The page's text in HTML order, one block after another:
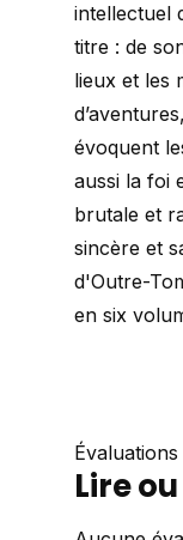
intellectuel
titre : de
lieux et les
évoquent
aussi la foi
brutale et
sincère et
d'Outre-
en six
Évaluations
Lire